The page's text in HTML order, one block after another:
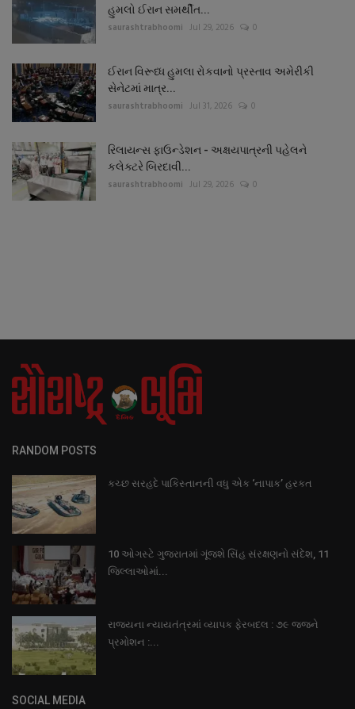
હુમલો ઈરાન સમર્થીત...
saurashtrabhoomi Jul 29, 2026 0
ઈરાન વિરૂધ્ધ હુમલા રોકવાનો પ્રસ્તાવ અમેરીકી
સેનેટમાં માત્ર...
saurashtrabhoomi Jul 31, 2026 0
રિલાયન્સ ફાઉન્ડેશન - અક્ષયપાત્રની પહેલને
કલેક્ટરે બિરદાવી...
saurashtrabhoomi Jul 29, 2026 0
RANDOM POSTS
કચ્છ સરહદે પાકિસ્તાનની વધુ એક ‘નાપાક’ હરકત
10 ઓગસ્ટે ગુજરાતમાં ગૂંજશે સિંહ સંરક્ષણનો સંદેશ, 11
જિલ્લાઓમાં...
રાજયના ન્યાયતંત્રમાં વ્યાપક ફેરબદલ : ૭૯ જજને
પ્રમોશન :...
SOCIAL MEDIA